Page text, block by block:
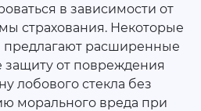
в зависимости от
страхования. Некоторые
предлагают расширенные
от повреждения
лобового стекла без
морального вреда при